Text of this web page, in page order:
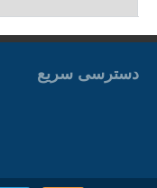
دسترسی سریع